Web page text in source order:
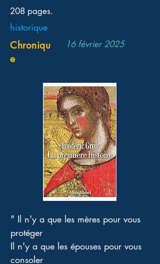
208 pages.
historique
Chroniqu
e
16 février 2025
" Il n'y a que les mères pour vous
protéger
Il n'y a que les épouses pour vous
consoler